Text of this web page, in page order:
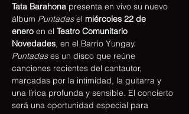
Tata Barahona presenta en vivo su nuevo
álbum Puntadas el miércoles 22 de
enero en el Teatro Comunitario
Novedades, en el Barrio Yungay.
Puntadas es un disco que reúne
canciones recientes del cantautor,
marcadas por la intimidad, la guitarra y
una lírica profunda y sensible. El concierto
será una oportunidad especial para